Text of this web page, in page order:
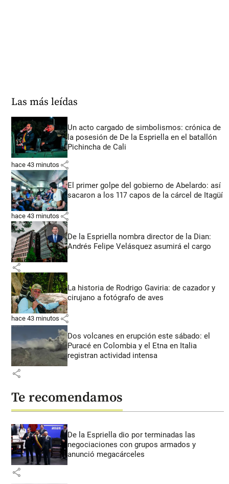
Las más leídas
Un acto cargado de simbolismos: crónica de
la posesión de De la Espriella en el batallón
Pichincha de Cali
hace 43 minutos share
El primer golpe del gobierno de Abelardo: así
sacaron a los 117 capos de la cárcel de Itagüí
hace 43 minutos share
De la Espriella nombra director de la Dian:
Andrés Felipe Velásquez asumirá el cargo
share
La historia de Rodrigo Gaviria: de cazador y
cirujano a fotógrafo de aves
hace 43 minutos share
Dos volcanes en erupción este sábado: el
Puracé en Colombia y el Etna en Italia
registran actividad intensa
share
Te recomendamos
De la Espriella dio por terminadas las
negociaciones con grupos armados y
anunció megacárceles
share